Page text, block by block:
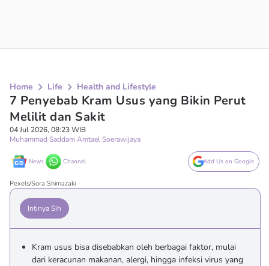
Home Life Health and Lifestyle
7 Penyebab Kram Usus yang Bikin Perut
Melilit dan Sakit
04 Jul 2026, 08:23 WIB
Muhammad Saddam Amtael Soerawijaya
News Channel Add Us on Google
Pexels/Sora Shimazaki
Intinya Sih
Kram usus bisa disebabkan oleh berbagai faktor, mulai
dari keracunan makanan, alergi, hingga infeksi virus yang